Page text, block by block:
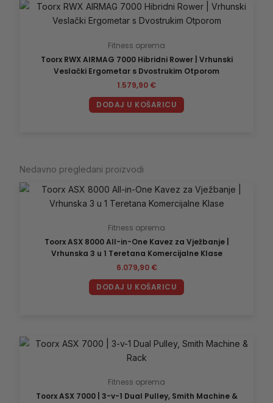
proizvoda
Fitness oprema
Toorx RWX AIRMAG 7000 Hibridni Rower | Vrhunski
Veslački Ergometar s Dvostrukim Otporom
1.579,90 €
DODAJ U KOŠARICU
Nedavno pregledani proizvodi
Fitness oprema
Toorx ASX 8000 All-in-One Kavez za Vježbanje |
Vrhunska 3 u 1 Teretana Komercijalne Klase
6.079,90 €
DODAJ U KOŠARICU
Fitness oprema
Toorx ASX 7000 | 3-v-1 Dual Pulley, Smith Machine &